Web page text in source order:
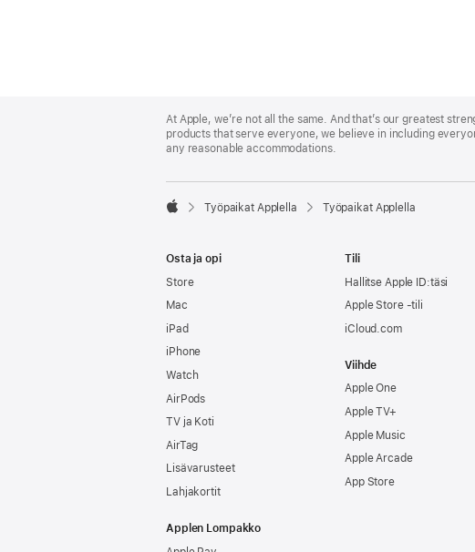
Footer
At Apple, we’re not all the same. And that’s our greatest
products that serve everyone, we believe in including
any reasonable accommodations.

Työpaikat Applella Työpaikat Applella
Osta ja opi
Store
Mac
iPad
iPhone
Watch
AirPods
TV ja Koti
AirTag
Lisävarusteet
Lahjakortit
Applen Lompakko
Tili
Hallitse Apple ID:täsi
Apple Store -tili
iCloud.com
Viihde
Apple One
Apple TV+
Apple Music
Apple Arcade
App Store